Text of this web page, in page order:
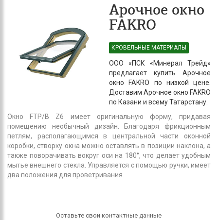
Арочное окно
FAKRO
КРОВЕЛЬНЫЕ МАТЕРИАЛЫ
ООО «ПСК «Минерал Трейд»
предлагает купить Арочное
окно FAKRO по низкой цене.
Доставим Арочное окно FAKRO
по Казани и всему Татарстану.
Окно FTP/B Z6 имеет оригинальную форму, придавая
помещению необычный дизайн. Благодаря фрикционным
петлям, располагающимся в центральной части оконной
коробки, створку окна можно оставлять в позиции наклона, а
также поворачивать вокруг оси на 180°, что делает удобным
мытье внешнего стекла. Управляется с помощью ручки, имеет
два положения для проветривания.
Оставьте свои контактные данные